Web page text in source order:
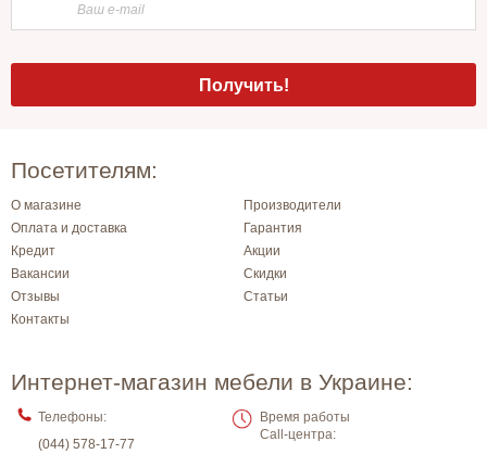
Посетителям:
О магазине
Производители
Оплата и доставка
Гарантия
Кредит
Акции
Вакансии
Скидки
Отзывы
Статьи
Контакты
Интернет-магазин мебели в Украине:
Телефоны:
(044) 578-17-77
Время работы
Call-центра: